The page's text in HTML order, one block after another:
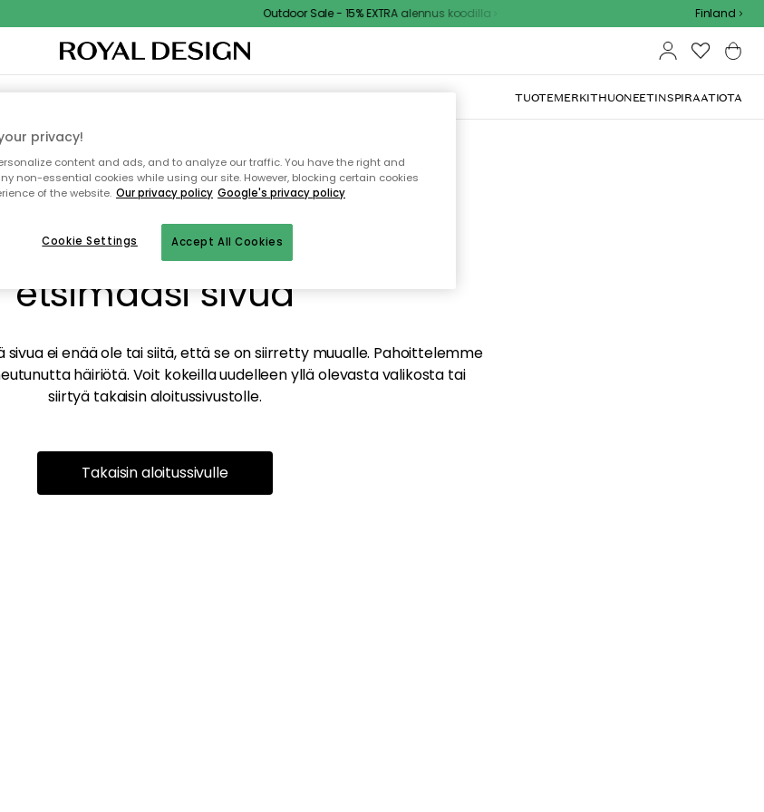
Outdoor Sale - 15% EXTRA alennus koodilla Finland
TEKSTIILIT & MATOTKEITTIÖSÄILYTYSULKOKALUSTEET TUOTEMERKITHUONEETINSPIRAATIOTA
valitettavasti löydä
etsimääsi sivua
sivua ei enää ole tai siitä, että se on siirretty muualle. Pahoittelemme
häiriötä. Voit kokeilla uudelleen yllä olevasta valikosta tai
siirtyä takaisin aloitussivustolle.
Takaisin aloitussivulle
privacy!
content and ads, and to analyze our traffic. You have the right and
non-essential cookies while using our site. However, blocking certain cookies
of the website. Our privacy policy Google's privacy policy
Accept All Cookies
Cookie Settings